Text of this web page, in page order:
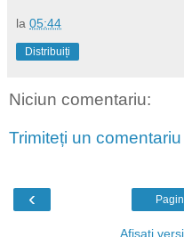
la 05:44
Distribuiți
Niciun comentariu:
Trimiteți un comentariu
‹
Afișați